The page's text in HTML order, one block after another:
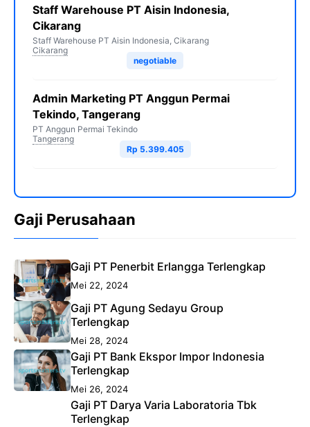
Staff Warehouse PT Aisin Indonesia,
Cikarang
Staff Warehouse PT Aisin Indonesia, Cikarang
Cikarang
negotiable
Admin Marketing PT Anggun Permai
Tekindo, Tangerang
PT Anggun Permai Tekindo
Tangerang
Rp 5.399.405
Gaji Perusahaan
Gaji PT Penerbit Erlangga Terlengkap
Mei 22, 2024
Gaji PT Agung Sedayu Group
Terlengkap
Mei 28, 2024
Gaji PT Bank Ekspor Impor Indonesia
Terlengkap
Mei 26, 2024
Gaji PT Darya Varia Laboratoria Tbk
Terlengkap